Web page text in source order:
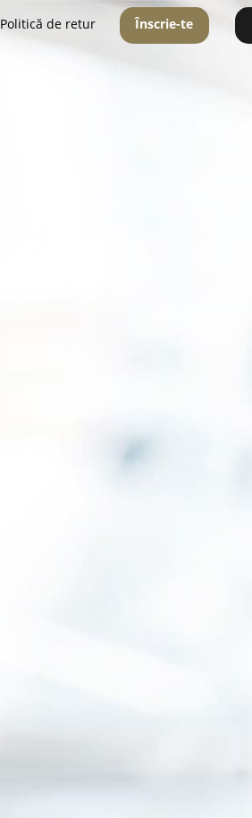
Politică de retur Înscrie-te